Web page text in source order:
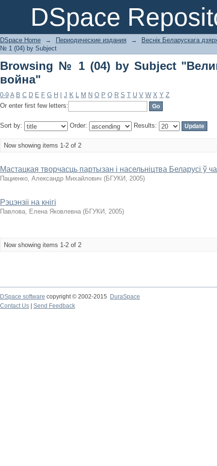
DSpace
Browsing № 1 (04) by Subject
DSpace Home → Периодические издания →
Веснік Беларускага
№ 1 (04) by Subject
Browsing № 1 (04) by Subject
война"
0-9 A B C D E F G H J K L M N O P Q R S T U V W X Y Z
Or enter first few letters:
Sort by: Order: Results:
Now showing items 1-2 of 2
Мастацкая творчасць партызан і насельніцтва Беларусі ў
Пациенко, Александр Михайлович (БГУКИ, 2005)
Рэцэнзіі на кнігі
Павлова, Елена Яковлевна (БГУКИ, 2005)
Now showing items 1-2 of 2
DSpace software copyright © 2002-2015
DuraSpace
Contact Us
Send Feedback